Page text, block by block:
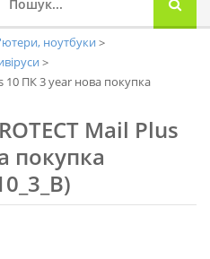
ноутбуки
10 ПК 3 year нова покупка
Mail Plus
покупка